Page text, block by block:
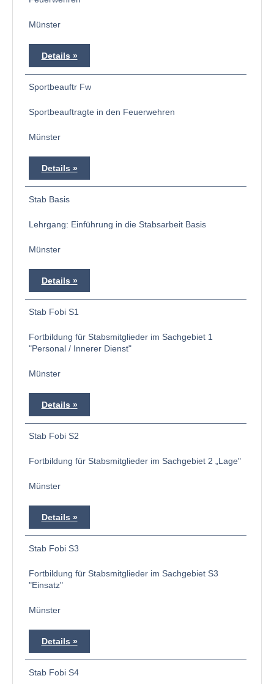
Münster
Details
Sportbeauftr Fw
Sportbeauftragte in den Feuerwehren
Münster
Details
Stab Basis
Lehrgang: Einführung in die Stabsarbeit Basis
Münster
Details
Stab Fobi S1
Fortbildung für Stabsmitglieder im Sachgebiet 1
"Personal / Innerer Dienst"
Münster
Details
Stab Fobi S2
Fortbildung für Stabsmitglieder im Sachgebiet 2 „Lage"
Münster
Details
Stab Fobi S3
Fortbildung für Stabsmitglieder im Sachgebiet S3
"Einsatz"
Münster
Details
Stab Fobi S4